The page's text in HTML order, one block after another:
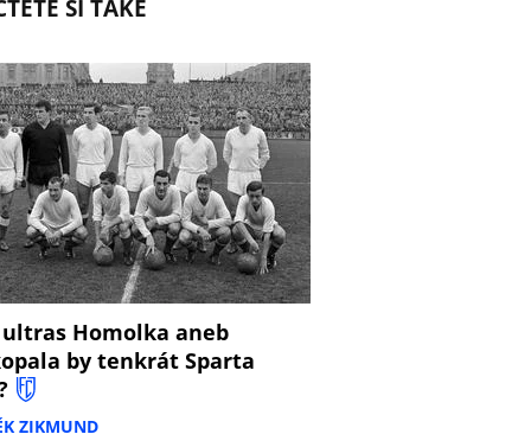
SI TAKÉ
ultras Homolka aneb
by tenkrát Sparta
ZIKMUND